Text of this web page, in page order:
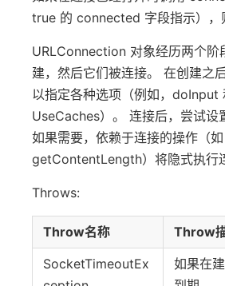
true 的 connected 字段指示），
URLConnection 对象经历两个阶
建，然后它们被连接。 在创建之
以指定各种选项（例如，doInput
UseCaches）。 连接后，尝试设
如果需要，依赖于连接的操作（如
getContentLength）将隐式执行
Throws:
Throw名称
Throw
SocketTimeoutEx
如果在